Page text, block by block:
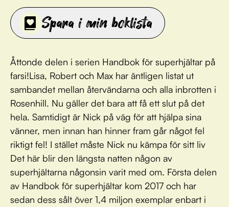
Spara i min boklista
Åttonde delen i serien Handbok för superhjältar på
farsi!Lisa, Robert och Max har äntligen listat ut
sambandet mellan återvändarna och alla inbrotten i
Rosenhill. Nu gäller det bara att få ett slut på det
hela. Samtidigt är Nick på väg för att hjälpa sina
vänner, men innan han hinner fram går något fel
riktigt fel! I stället måste Nick nu kämpa för sitt liv
Det här blir den längsta natten någon av
superhjältarna någonsin varit med om. Första delen
av H­­andbok för superhjältar kom 2017 och har
sedan dess sålt över 1,4 miljon exemplar enbart i